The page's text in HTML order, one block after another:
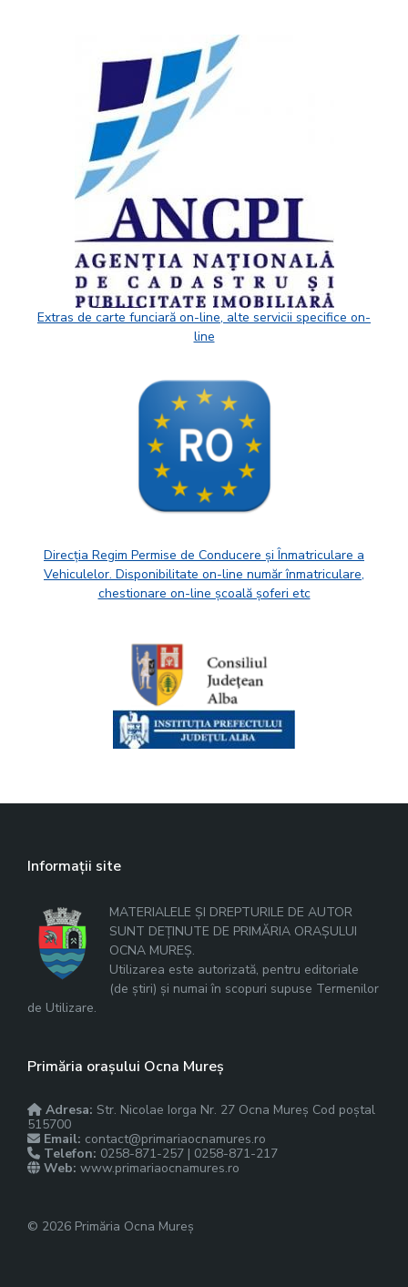
Extras de carte funciară on-line, alte servicii specifice on-
line
Direcția Regim Permise de Conducere și Înmatriculare a
Vehiculelor. Disponibilitate on-line număr înmatriculare,
chestionare on-line școală șoferi etc
Informații site
MATERIALELE ȘI DREPTURILE DE AUTOR
SUNT DEȚINUTE DE PRIMĂRIA ORAȘULUI
OCNA MUREȘ.
Utilizarea este autorizată, pentru editoriale
(de știri) și numai în scopuri supuse Termenilor
de Utilizare.
Primăria orașului Ocna Mureș
Adresa: Str. Nicolae Iorga Nr. 27 Ocna Mureș Cod poștal
515700
Email: contact@primariaocnamures.ro
Telefon: 0258-871-257 | 0258-871-217
Web: www.primariaocnamures.ro
© 2026 Primăria Ocna Mureș